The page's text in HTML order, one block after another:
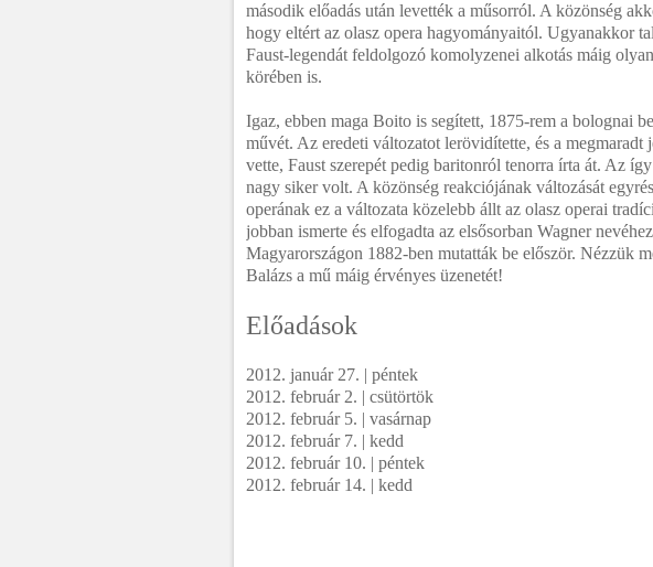
második előadás után levették a műsorról. A közönség
hogy eltért az olasz opera hagyományaitól. Ugyanakkor
Faust-legendát feldolgozó komolyzenei alkotás máig
körében is.
Igaz, ebben maga Boito is segített, 1875-rem a bolognai
művét. Az eredeti változatot lerövidítette, és a megmaradt
vette, Faust szerepét pedig baritonról tenorra írta át. Az
nagy siker volt. A közönség reakciójának változását
operának ez a változata közelebb állt az olasz operai
jobban ismerte és elfogadta az elsősorban Wagner
Magyarországon 1882-ben mutatták be először. Nézzük
Balázs a mű máig érvényes üzenetét!
Előadások
2012. január 27. | péntek
2012. február 2. | csütörtök
2012. február 5. | vasárnap
2012. február 7. | kedd
2012. február 10. | péntek
2012. február 14. | kedd